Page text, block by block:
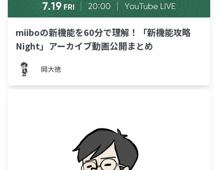
miiboの新機能を60分で理解！「新機能攻略
Night」アーカイブ動画公開まとめ
岡大徳